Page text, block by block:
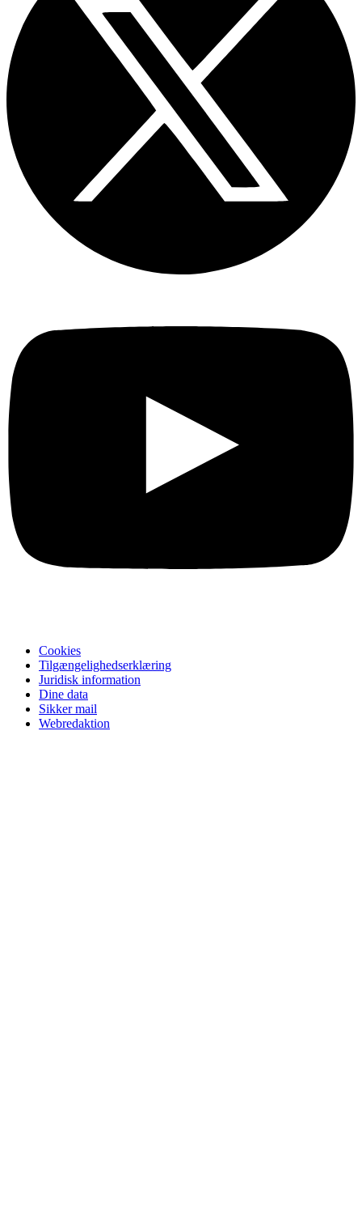
Cookies
Tilgængelighedserklæring
Juridisk information
Dine data
Sikker mail
Webredaktion